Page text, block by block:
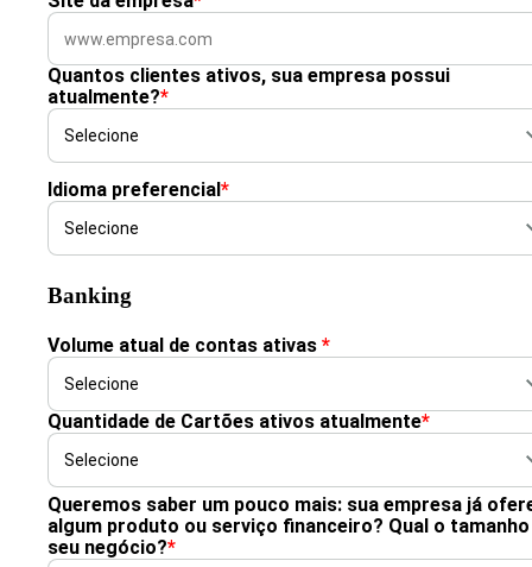
Quantos clientes ativos, sua empresa possui
atualmente?*
Idioma preferencial*
Banking
Volume atual de contas ativas *
Quantidade de Cartões ativos atualmente*
Queremos saber um pouco mais: sua empresa já
algum produto ou serviço financeiro? Qual o
seu negócio?*